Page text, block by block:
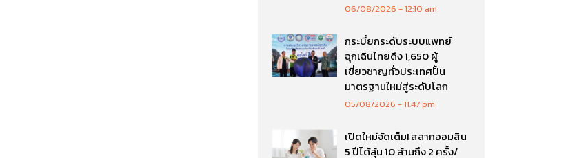
06/08/2026 12:10 am
กระบี่ยกระดับระบบแพทย์
ฉุกเฉินไทยดึง 1,650 ผู้
เชี่ยวชาญทั่วประเทศปั้น
มาตรฐานใหม่สู่ระดับโลก
05/08/2026 11:47 pm
เปิดใหม่จัดเต็ม! สลากออมสิน
5 ปีได้ลุ้น 10 ล้านถึง 2 ครั้ง/